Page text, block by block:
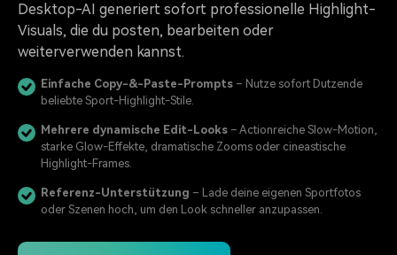
Desktop-AI generiert sofort professionelle Highlight-
Visuals, die du posten, bearbeiten oder
weiterverwenden kannst.
Einfache Copy-&-Paste-Prompts – Nutze sofort Dutzende
beliebte Sport-Highlight-Stile.
Mehrere dynamische Edit-Looks – Actionreiche Slow-Motion,
starke Glow-Effekte, dramatische Zooms oder cineastische
Highlight-Frames.
Referenz-Unterstützung – Lade deine eigenen Sportfotos
oder Szenen hoch, um den Look schneller anzupassen.